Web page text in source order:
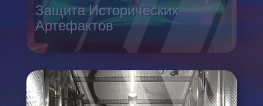
Защита Исторических
Артефактов